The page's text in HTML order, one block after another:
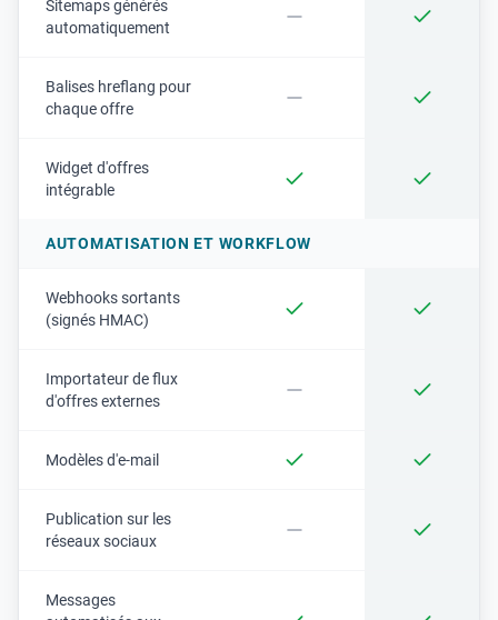
Sitemaps générés
automatiquement
Balises hreflang pour
chaque offre
Widget d'offres
intégrable
AUTOMATISATION ET WORKFLOW
Webhooks sortants
(signés HMAC)
Importateur de flux
d'offres externes
Modèles d'e-mail
Publication sur les
réseaux sociaux
Messages